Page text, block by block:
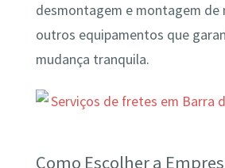
desmontagem e montagem de
outros equipamentos que
mudança tranquila.
Como Escolher a